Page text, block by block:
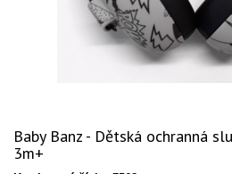
Baby Banz - Dětská ochranná
3m+